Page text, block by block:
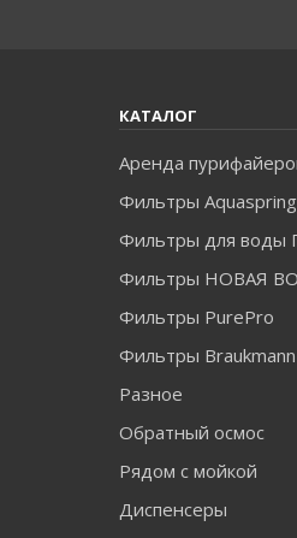
КАТАЛОГ
Аренда
Фильтры Aquaspring
Фильтры для воды
Фильтры НОВАЯ
Фильтры PurePro
Фильтры Braukmann
Разное
Обратный осмос
Рядом с мойкой
Диспенсеры